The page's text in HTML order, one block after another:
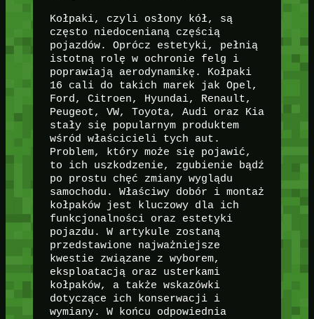
Kołpaki, czyli osłony kół, są
często niedocenianą częścią
pojazdów. Oprócz estetyki, pełnią
istotną rolę w ochronie felg i
poprawiają aerodynamikę. Kołpaki
16 cali do takich marek jak Opel,
Ford, Citroen, Hyundai, Renault,
Peugeot, VW, Toyota, Audi oraz Kia
stały się popularnym produktem
wśród właścicieli tych aut.
Problem, który może się pojawić,
to ich uszkodzenie, zgubienie bądź
po prostu chęć zmiany wyglądu
samochodu. Właściwy dobór i montaż
kołpaków jest kluczowy dla ich
funkcjonalności oraz estetyki
pojazdu. W artykule zostaną
przedstawione najważniejsze
kwestie związane z wyborem,
eksploatacją oraz usterkami
kołpaków, a także wskazówki
dotyczące ich konserwacji i
wymiany. W końcu odpowiednia